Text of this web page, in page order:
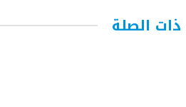
ذات الصلة